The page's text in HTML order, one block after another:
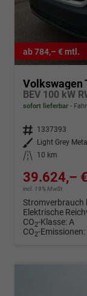
ab 784,– € mtl.
Volkswagen
BEV 100 kW
sofort lieferbar
Fahrzeugnr. 1337393
Außenfarbe
Light Grey
Kilometerstand
10 km
39.624,– €
incl. 19% MwSt.
Stromverbrauch
Elektrische
CO2-Klasse:A
CO2-Emissionen: